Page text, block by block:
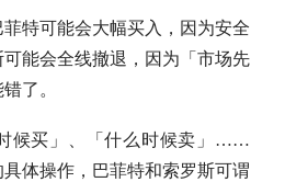
菲特可能会大幅买入，因为安全
能会全线撤退，因为「 市场先
了。
候买」、「什么时候卖」……
体操作， 巴菲特和索罗斯可谓